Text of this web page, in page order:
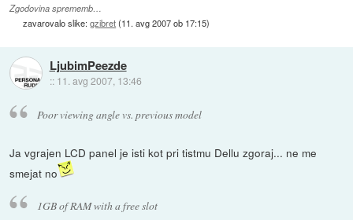
Zgodovina sprememb…
zavarovalo slike:gzibret(11. avg 2007 ob 17:15)
LjubimPeezde
:: 11. avg 2007, 13:46
Poor viewing angle vs. previous model
Ja vgrajen LCD panel je isti kot pri tistmu Dellu zgoraj... ne me
smejat no
1GB of RAM with a free slot